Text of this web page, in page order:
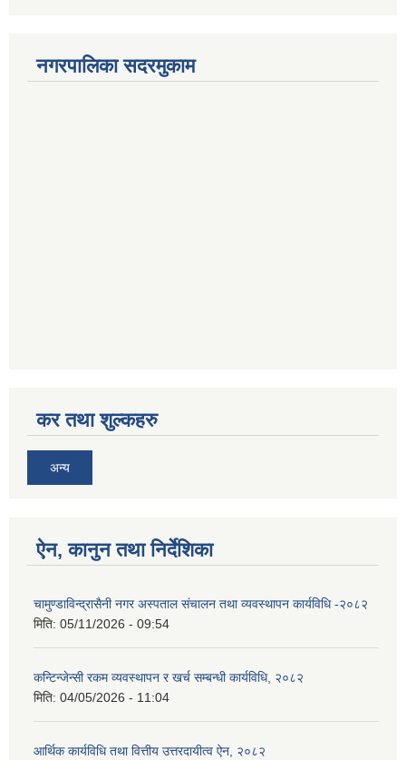
नगरपालिका सदरमुकाम
कर तथा शुल्कहरु
अन्य
ऐन, कानुन तथा निर्देशिका
चामुण्डाविन्द्रासैनी नगर अस्पताल संचालन तथा व्यवस्थापन कार्यविधि -२०८२
मिति: 05/11/2026 - 09:54
कन्टिन्जेन्सी रकम व्यवस्थापन र खर्च सम्बन्धी कार्यविधि, २०८२
मिति: 04/05/2026 - 11:04
आर्थिक कार्यविधि तथा वित्तीय उत्तरदायीत्व ऐन, २०८२